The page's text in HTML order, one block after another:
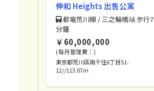
伸和 Heights 出售公寓
都電荒川線 / 三之輪橋站 步行7
分鐘
￥60,000,000
(每月管理費：)
東京都荒川區南千住6丁目51-
12//113.07m